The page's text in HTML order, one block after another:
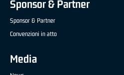
Sponsor & Partner
Sponsor & Partner
Convenzioni in atto
Media